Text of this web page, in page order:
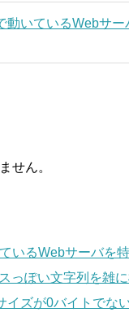
動いているWebサー
せん。
いるWebサーバを
っぽい文字列を雑
イズが0バイトでな